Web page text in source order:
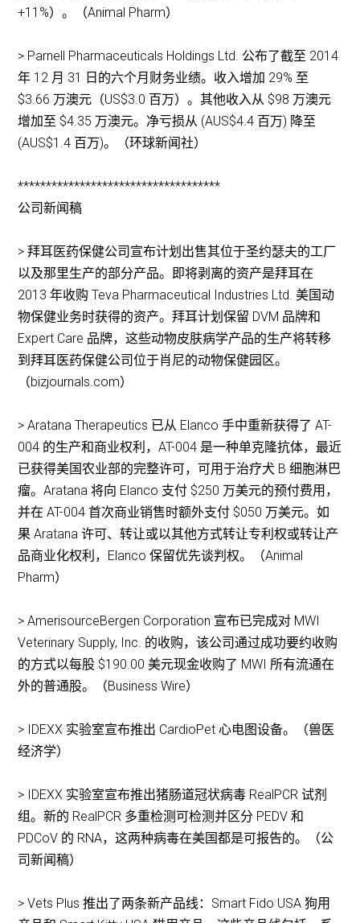
+11%）。（Animal Pharm）
> Parnell Pharmaceuticals Holdings Ltd. 公布了截至 2014
年 12 月 31 日的六个月财务业绩。收入增加 29% 至
$3.66 万澳元（US$3.0 百万）。其他收入从 $98 万澳元
增加至 $4.35 万澳元。净亏损从 (AUS$4.4 百万) 降至
(AUS$1.4 百万)。（环球新闻社）
************************************
公司新闻稿
> 拜耳医药保健公司宣布计划出售其位于圣约瑟夫的工厂
以及那里生产的部分产品。即将剥离的资产是拜耳在
2013 年收购 Teva Pharmaceutical Industries Ltd. 美国动
物保健业务时获得的资产。拜耳计划保留 DVM 品牌和
Expert Care 品牌，这些动物皮肤病学产品的生产将转移
到拜耳医药保健公司位于肖尼的动物保健园区。
（bizjournals.com）
> Aratana Therapeutics 已从 Elanco 手中重新获得了 AT-
004 的生产和商业权利，AT-004 是一种单克隆抗体，最近
已获得美国农业部的完整许可，可用于治疗犬 B 细胞淋巴
瘤。Aratana 将向 Elanco 支付 $250 万美元的预付费用，
并在 AT-004 首次商业销售时额外支付 $050 万美元。如
果 Aratana 许可、转让或以其他方式转让专利权或转让产
品商业化权利，Elanco 保留优先谈判权。（Animal
Pharm）
> AmerisourceBergen Corporation 宣布已完成对 MWI
Veterinary Supply, Inc. 的收购，该公司通过成功要约收购
的方式以每股 $190.00 美元现金收购了 MWI 所有流通在
外的普通股。（Business Wire）
> IDEXX 实验室宣布推出 CardioPet 心电图设备。（兽医
经济学）
> IDEXX 实验室宣布推出猪肠道冠状病毒 RealPCR 试剂
组。新的 RealPCR 多重检测可检测并区分 PEDV 和
PDCoV 的 RNA，这两种病毒在美国都是可报告的。（公
司新闻稿）
> Vets Plus 推出了两条新产品线：Smart Fido USA 狗用